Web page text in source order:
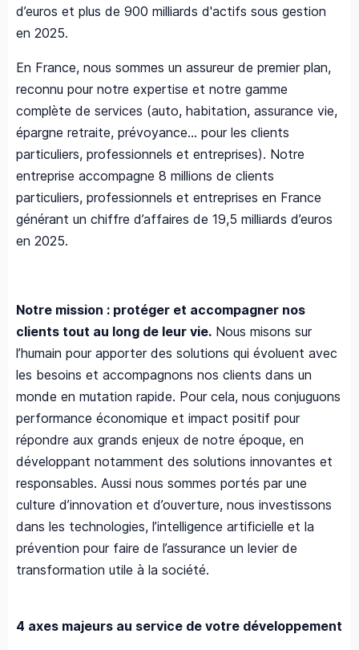
d’euros et plus de 900 milliards d'actifs sous gestion
en 2025. ​
En France, nous sommes un assureur de premier plan,
reconnu pour notre expertise et notre gamme
complète de services (auto, habitation, assurance vie,
épargne retraite, prévoyance… pour les clients
particuliers, professionnels et entreprises). Notre
entreprise accompagne 8 millions de clients
particuliers, professionnels et entreprises en France
générant un chiffre d’affaires de 19,5 milliards d’euros
en 2025. ​
Notre mission : protéger et accompagner nos
clients tout au long de leur vie. Nous misons sur
l’humain pour apporter des solutions qui évoluent avec
les besoins et accompagnons nos clients dans un
monde en mutation rapide. Pour cela, nous conjuguons
performance économique et impact positif pour
répondre aux grands enjeux de notre époque, en
développant notamment des solutions innovantes et
responsables. Aussi nous sommes portés par une
culture d’innovation et d’ouverture, nous investissons
dans les technologies, l’intelligence artificielle et la
prévention pour faire de l’assurance un levier de
transformation utile à la société.
4 axes majeurs au service de votre développement